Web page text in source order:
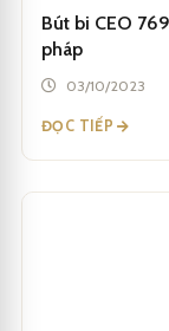
Bút bi CEO
pháp
03/10/2023
ĐỌC TIẾP